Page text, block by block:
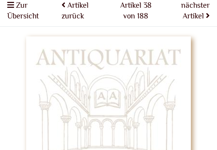
Zur
Übersicht
Artikel
zurück
Artikel 38
von 188
nächster
Artikel